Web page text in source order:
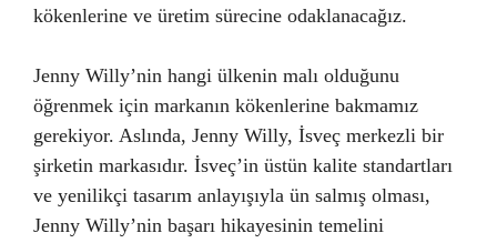
kökenlerine ve üretim sürecine odaklanacağız.
Jenny Willy’nin hangi ülkenin malı olduğunu
öğrenmek için markanın kökenlerine bakmamız
gerekiyor. Aslında, Jenny Willy, İsveç merkezli bir
şirketin markasıdır. İsveç’in üstün kalite standartları
ve yenilikçi tasarım anlayışıyla ün salmış olması,
Jenny Willy’nin başarı hikayesinin temelini